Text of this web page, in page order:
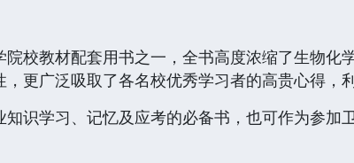
校教材配套用书之一，全书高度浓缩了生物化
更广泛吸取了各名校优秀学习者的高贵心得，
识学习、记忆及应考的必备书，也可作为参加